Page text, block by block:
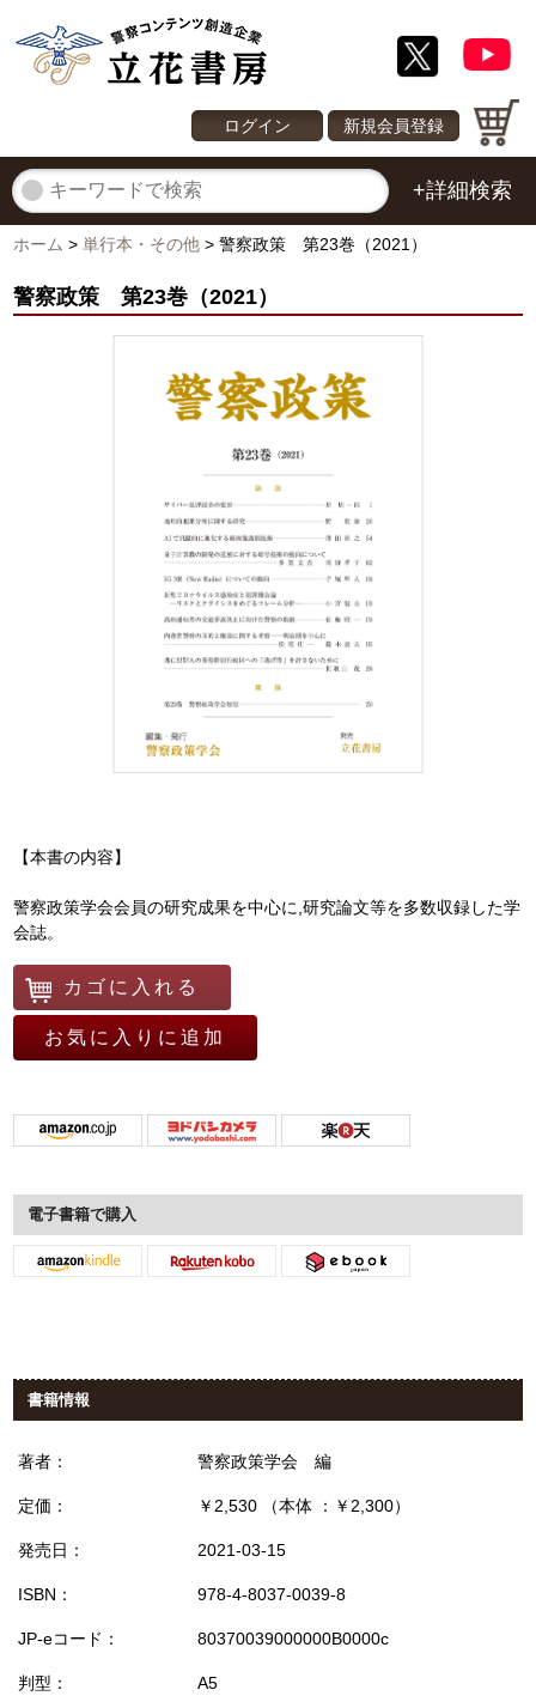
ログイン 新規会員登録
+詳細検索
ホーム > 単行本・その他 > 警察政策 第23巻（2021）
警察政策 第23巻（2021）
【本書の内容】
警察政策学会会員の研究成果を中心に,研究論文等を多数収録した学
会誌。
カゴに入れる
お気に入りに追加
電子書籍で購入
書籍情報
著者： 警察政策学会 編
定価： ￥2,530 （本体 ：￥2,300）
発売日： 2021-03-15
ISBN： 978-4-8037-0039-8
JP-eコード： 80370039000000B0000c
判型： A5